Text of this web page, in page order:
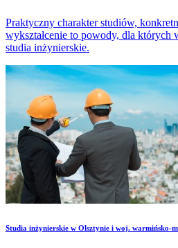
Praktyczny charakter studiów,
wykształcenie to powody, dla których
studia inżynierskie.
Studia inżynierskie w Olsztynie i woj. warmińsko-